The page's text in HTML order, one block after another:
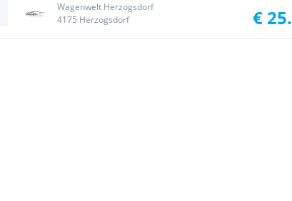
Wagenwelt Herzogsdorf
4175 Herzogsdorf
€